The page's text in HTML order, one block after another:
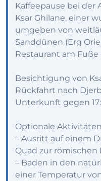
Kaffeepause bei der
Ksar Ghilane, einer
umgeben von
Sanddünen (Erg
Restaurant am
Besichtigung von
Rückfahrt nach
Unterkunft gegen
Optionale
– Ausritt auf einem
Quad zur römischen
– Baden in den
einer Temperatur